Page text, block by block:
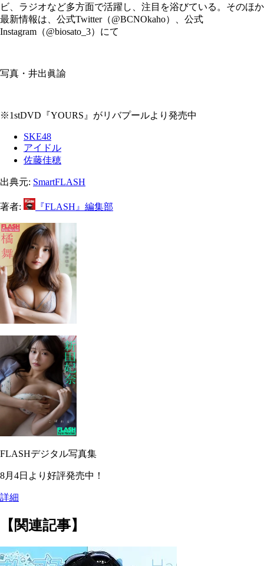
ビ、ラジオなど多方面で活躍し、注目を浴びている。そのほか
最新情報は、公式Twitter（@BCNOkaho）、公式
Instagram（@biosato_3）にて
写真・井出眞諭
※1stDVD『YOURS』がリバプールより発売中
SKE48
アイドル
佐藤佳穂
出典元: SmartFLASH
著者: 『FLASH』編集部
FLASHデジタル写真集
8月4日より好評発売中！
詳細
【関連記事】